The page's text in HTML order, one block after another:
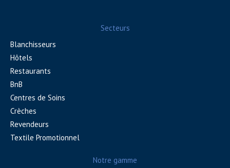
Secteurs
Blanchisseurs
Hôtels
Restaurants
BnB
Centres de Soins
Crèches
Revendeurs
Textile Promotionnel
Notre gamme